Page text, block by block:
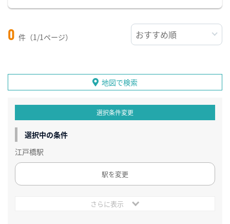
0 件（1/1ページ）
地図で検索
選択条件変更
選択中の条件
江戸橋駅
駅を変更
さらに表示